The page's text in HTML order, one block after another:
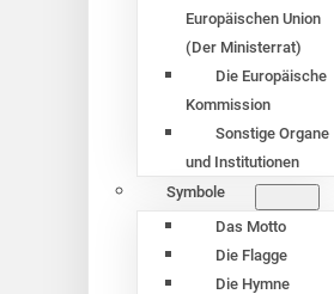
Europäischen Union
(Der Ministerrat)
Die Europäische
Kommission
Sonstige Organe
und Institutionen
Symbole
Das Motto
Die Flagge
Die Hymne